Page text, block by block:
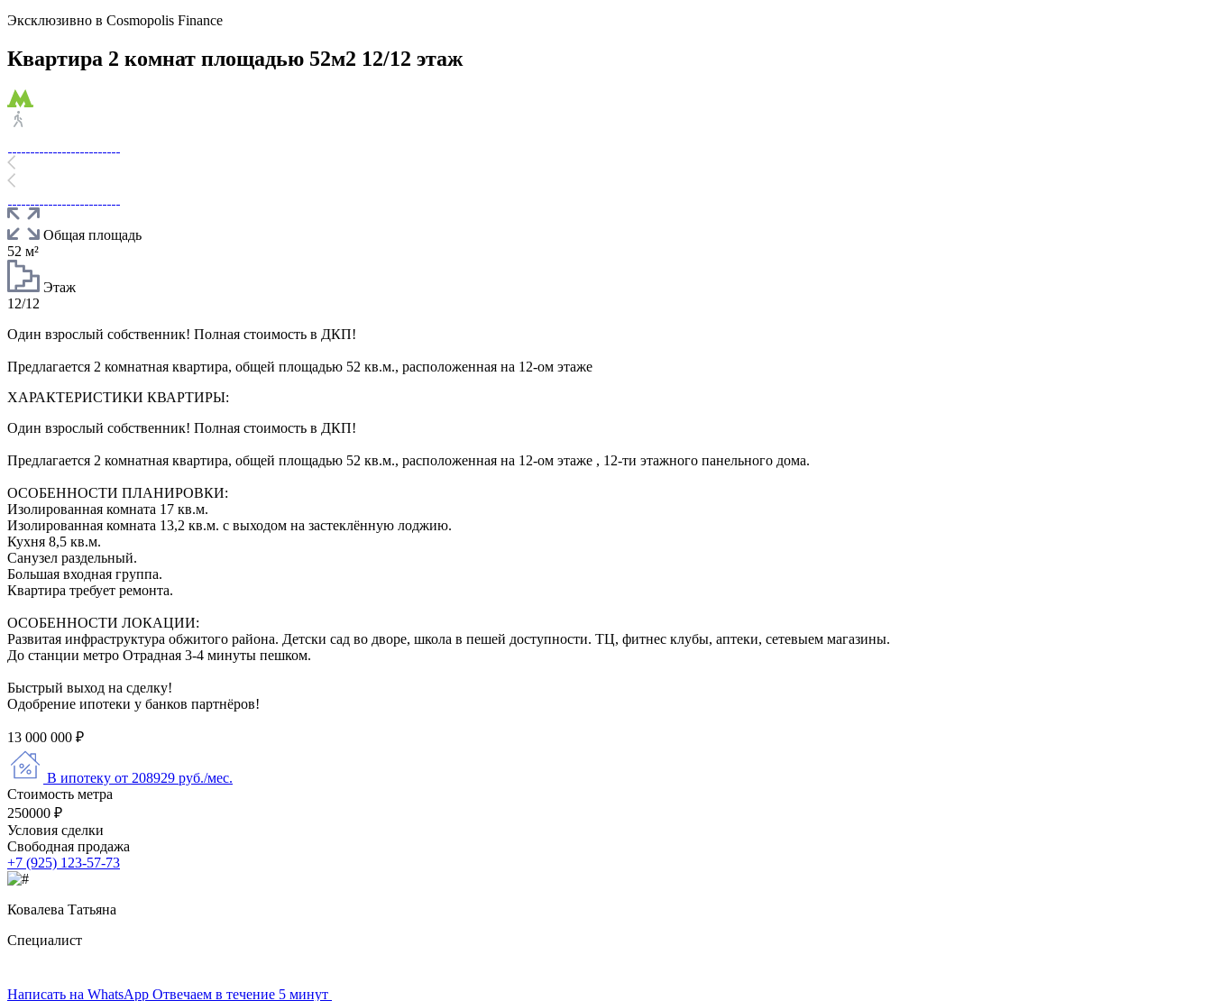
Эксклюзивно в Cosmopolis Finance
Квартира 2 комнат площадью 52м2 12/12 этаж
Общая площадь
52 м²
Этаж
12/12
Один взрослый собственник! Полная стоимость в ДКП!
Предлагается 2 комнатная квартира, общей площадью 52 кв.м., расположенная на 12-ом этаже
ХАРАКТЕРИСТИКИ КВАРТИРЫ:
Один взрослый собственник! Полная стоимость в ДКП!
Предлагается 2 комнатная квартира, общей площадью 52 кв.м., расположенная на 12-ом этаже , 12-ти этажного панельного дома.
ОСОБЕННОСТИ ПЛАНИРОВКИ:
Изолированная комната 17 кв.м.
Изолированная комната 13,2 кв.м. с выходом на застеклённую лоджию.
Кухня 8,5 кв.м.
Санузел раздельный.
Большая входная группа.
Квартира требует ремонта.
ОСОБЕННОСТИ ЛОКАЦИИ:
Развитая инфраструктура обжитого района. Детски сад во дворе, школа в пешей доступности. ТЦ, фитнес клубы, аптеки, сетевыем магазины.
До станции метро Отрадная 3-4 минуты пешком.
Быстрый выход на сделку!
Одобрение ипотеки у банков партнёров!
13 000 000 ₽
В ипотеку от 208929 руб./мес.
Стоимость метра
250000 ₽
Условия сделки
Свободная продажа
+7 (925) 123-57-73
Ковалева Татьяна
Специалист
Написать на WhatsApp Отвечаем в течение 5 минут